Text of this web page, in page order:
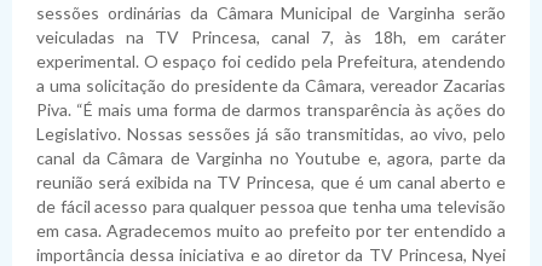
sessões ordinárias da Câmara Municipal de Varginha serão
veiculadas na TV Princesa, canal 7, às 18h, em caráter
experimental. O espaço foi cedido pela Prefeitura, atendendo
a uma solicitação do presidente da Câmara, vereador Zacarias
Piva. “É mais uma forma de darmos transparência às ações do
Legislativo. Nossas sessões já são transmitidas, ao vivo, pelo
canal da Câmara de Varginha no Youtube e, agora, parte da
reunião será exibida na TV Princesa, que é um canal aberto e
de fácil acesso para qualquer pessoa que tenha uma televisão
em casa. Agradecemos muito ao prefeito por ter entendido a
importância dessa iniciativa e ao diretor da TV Princesa, Nyei